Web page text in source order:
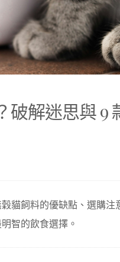
破解迷思與 9
貓飼料的優缺點、選購注
智的飲食選擇。